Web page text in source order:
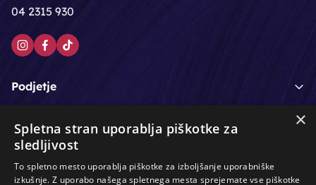
04 2315 930
Podjetje
Moj račun
Podpora strankam
×
Spletna stran uporablja piškotke za
sledljivost
To spletno mesto uporablja piškotke za izboljšanje uporabniške
izkušnje. Z uporabo našega spletnega mesta sprejemate vse piškotke